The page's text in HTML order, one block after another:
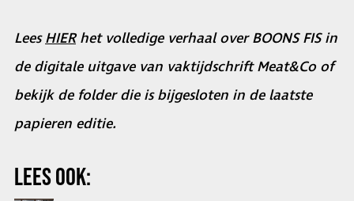
LeesHIERhet volledige verhaal over BOONS FIS in
de digitale uitgave van vaktijdschrift Meat&Co of
bekijk de folder die is bijgesloten in de laatste
papieren editie.
LEES OOK: